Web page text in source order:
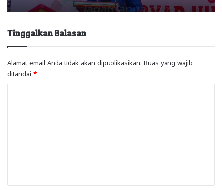
Tinggalkan Balasan
Alamat email Anda tidak akan dipublikasikan. Ruas yang wajib
ditandai *